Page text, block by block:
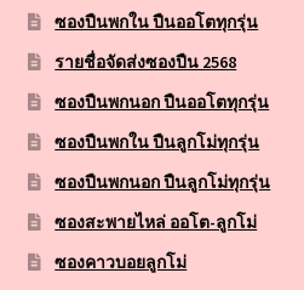
ซองปืนพกใน ปืนออโตทุกรุ่น
รายชื่อจัดส่งซองปืน 2568
ซองปืนพกนอก ปืนออโตทุกรุ่น
ซองปืนพกใน ปืนลูกโม่ทุกรุ่น
ซองปืนพกนอก ปืนลูกโม่ทุกรุ่น
ซองสะพายไหล่ ออโต-ลูกโม่
ซองคาวบอยลูกโม่